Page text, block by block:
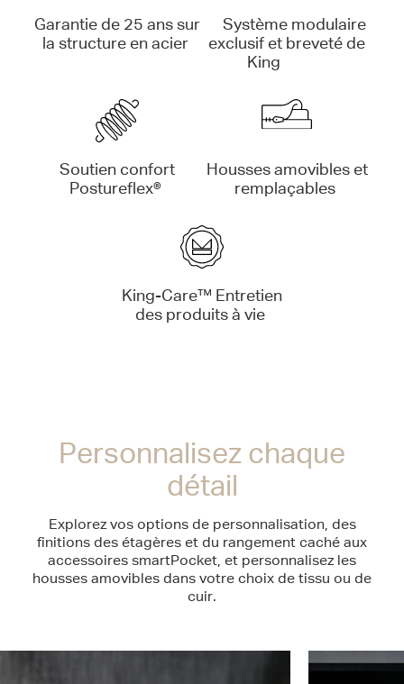
Garantie de 25 ans sur
la structure en acier
Système modulaire
exclusif et breveté de
King
Soutien confort
Postureflex®
Housses amovibles et
remplaçables
King-Care™ Entretien
des produits à vie
Personnalisez chaque
détail
Explorez vos options de personnalisation, des
finitions des étagères et du rangement caché aux
accessoires smartPocket, et personnalisez les
housses amovibles dans votre choix de tissu ou de
cuir.